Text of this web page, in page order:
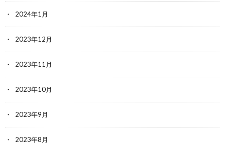
2024年1月
2023年12月
2023年11月
2023年10月
2023年9月
2023年8月